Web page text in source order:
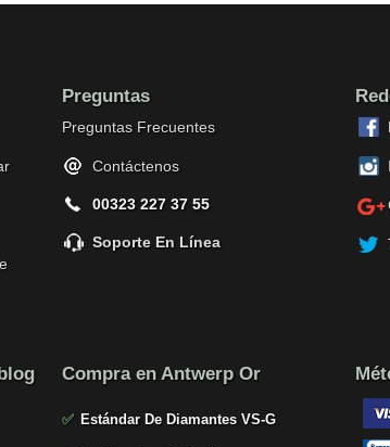
Preguntas
Preguntas Frecuentes
Contáctenos
00323 227 37 55
Soporte En Línea
Compra en Antwerp Or
✅ Estándar De Diamantes VS-G